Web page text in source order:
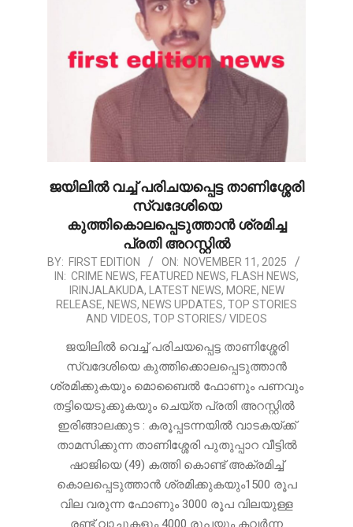
ജയിലിൽ വച്ച് പരിചയപ്പെട്ട താണിശ്ശേരി
സ്വദേശിയെ
കുത്തികൊലപ്പെടുത്താൻ ശ്രമിച്ച
പ്രതി അറസ്റ്റിൽ
2025-
11-
11
BY: FIRST EDITION ON: NOVEMBER 11, 2025
IN: CRIME NEWS, FEATURED NEWS, FLASH NEWS,
IRINJALAKUDA, LATEST NEWS, MORE, NEW
RELEASE, NEWS, NEWS UPDATES, TOP STORIES
AND VIDEOS, TOP STORIES/ VIDEOS
ജയിലിൽ വെച്ച് പരിചയപ്പെട്ട താണിശ്ശേരി
സ്വദേശിയെ കുത്തിക്കൊലപ്പെടുത്താൻ
ശ്രമിക്കുകയും മൊബൈൽ ഫോണും പണവും
തട്ടിയെടുക്കുകയും ചെയ്ത പ്രതി അറസ്റ്റിൽ
ഇരിങ്ങാലക്കുട : കരൂപ്പടന്നയിൽ വാടകയ്ക്ക്
താമസിക്കുന്ന താണിശ്ശേരി പുതുപ്പാറ വീട്ടിൽ
ഷാജിയെ (49) കത്തി കൊണ്ട് അക്രമിച്ച്
കൊലപ്പെടുത്താൻ ശ്രമിക്കുകയും1500 രൂപ
വില വരുന്ന ഫോണും 3000 രൂപ വിലയുള്ള
രണ്ട് വാച്ചുകളും 4000 രൂപയും കവർന്ന